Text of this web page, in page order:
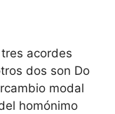
acordes
dos son Do
modal
homónimo